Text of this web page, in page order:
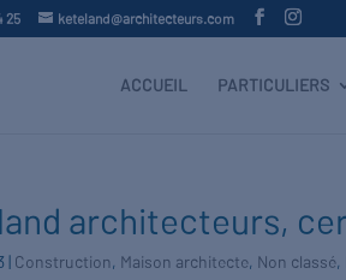
25 keteland@architecteurs.com
ACCUEIL PARTICULIERS
architecteurs,
| Construction, Maison architecte, Non classé,